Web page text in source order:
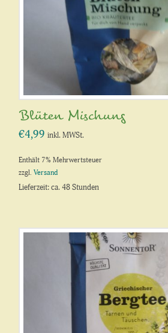
Blüten Mischung
€4,99 inkl. MWSt.
Enthält 7% Mehrwertsteuer
zzgl.Versand
Lieferzeit: ca. 48 Stunden